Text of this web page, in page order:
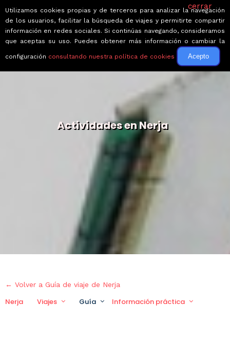
Actividades en Nerja
← Volver a Guía de viaje de Nerja
Nerja Viajes Guía Información práctica
cerrar
Utilizamos cookies propias y de terceros para analizar la navegación
de los usuarios, facilitar la búsqueda de viajes y permitirte compartir
información en redes sociales. Si continúas navegando, consideramos
que aceptas su uso. Puedes obtener más información o cambiar la
configuración consultando nuestra política de cookies Acepto